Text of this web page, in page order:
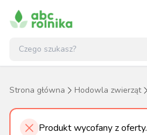
Strona główna Hodowla zwierząt
Produkt wycofany z oferty.